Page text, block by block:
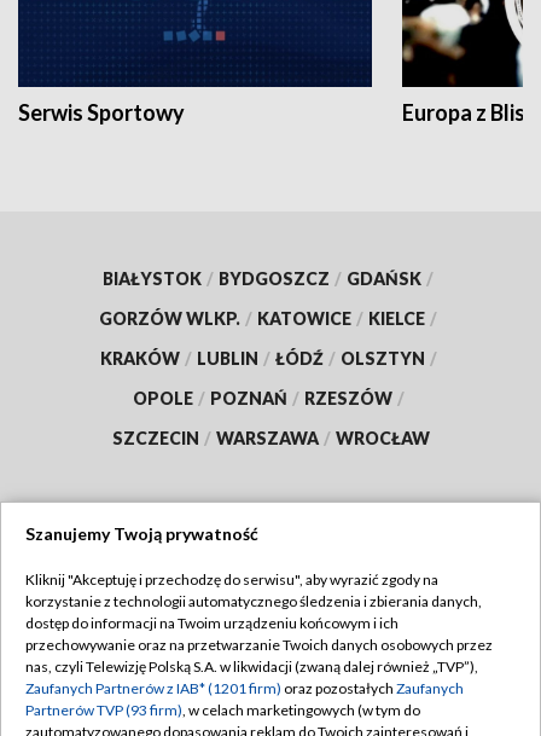
Serwis Sportowy Europa z
BIAŁYSTOK / BYDGOSZCZ / GDAŃSK /
GORZÓW WLKP. / KATOWICE / KIELCE /
KRAKÓW / LUBLIN / ŁÓDŹ / OLSZTYN /
OPOLE / POZNAŃ / RZESZÓW /
SZCZECIN / WARSZAWA / WROCŁAW
TVP
Abonament TVP
Emisja w TVP
Centrum informacji TVP
Regulamin TVP
Polityka prywatności
Moje zgody
Szanujemy Twoją prywatność
Kliknij "Akceptuję i przechodzę do serwisu", aby wyrazić zgody na
korzystanie z technologii automatycznego śledzenia i zbierania danych,
dostęp do informacji na Twoim urządzeniu końcowym i ich
przechowywanie oraz na przetwarzanie Twoich danych osobowych przez
nas, czyli Telewizję Polską S.A. w likwidacji (zwaną dalej również „TVP”),
Zaufanych Partnerów z IAB* (1201 firm) oraz pozostałych Zaufanych
Partnerów TVP (93 firm), w celach marketingowych (w tym do
zautomatyzowanego dopasowania reklam do Twoich zainteresowań i